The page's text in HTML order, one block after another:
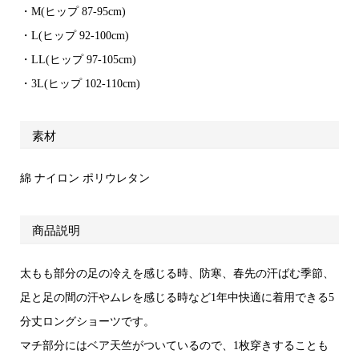
・M(ヒップ 87-95cm)
・L(ヒップ 92-100cm)
・LL(ヒップ 97-105cm)
・3L(ヒップ 102-110cm)
素材
綿 ナイロン ポリウレタン
商品説明
太もも部分の足の冷えを感じる時、防寒、春先の汗ばむ季節、
足と足の間の汗やムレを感じる時など1年中快適に着用できる5
分丈ロングショーツです。
マチ部分にはベア天竺がついているので、1枚穿きすることも